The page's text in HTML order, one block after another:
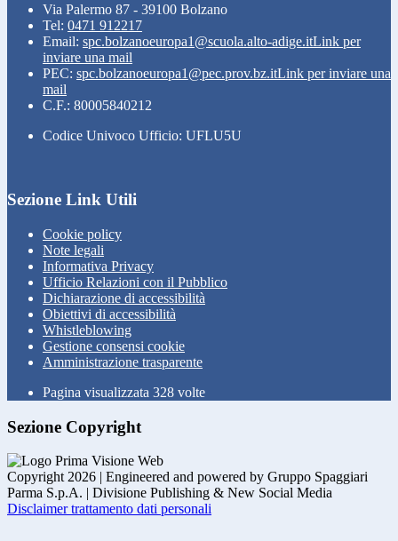
Via Palermo 87 - 39100 Bolzano
Tel: 0471 912217
Email: spc.bolzanoeuropa1@scuola.alto-adige.itLink per
inviare una mail
PEC: spc.bolzanoeuropa1@pec.prov.bz.itLink per inviare una
mail
C.F.: 80005840212
Codice Univoco Ufficio: UFLU5U
Sezione Link Utili
Cookie policy
Note legali
Informativa Privacy
Ufficio Relazioni con il Pubblico
Dichiarazione di accessibilità
Obiettivi di accessibilità
Whistleblowing
Gestione consensi cookie
Amministrazione trasparente
Pagina visualizzata 328 volte
Sezione Copyright
Copyright 2026 | Engineered and powered by Gruppo Spaggiari
Parma S.p.A. | Divisione Publishing & New Social Media
Disclaimer trattamento dati personali